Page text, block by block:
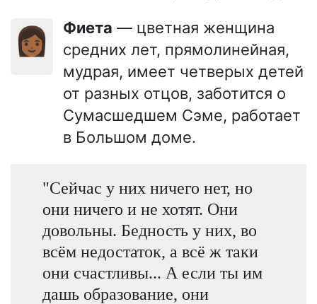
👩🏾 Фиета — цветная женщина
средних лет, прямолинейная,
мудрая, имеет четверых детей
от разных отцов, заботится о
Сумасшедшем Сэме, работает
в Большом доме.
"Сейчас у них ничего нет, но
они ничего и не хотят. Они
довольны. Бедность у них, во
всём недостаток, а всё ж таки
они счастливы... А если ты им
дашь образование, они